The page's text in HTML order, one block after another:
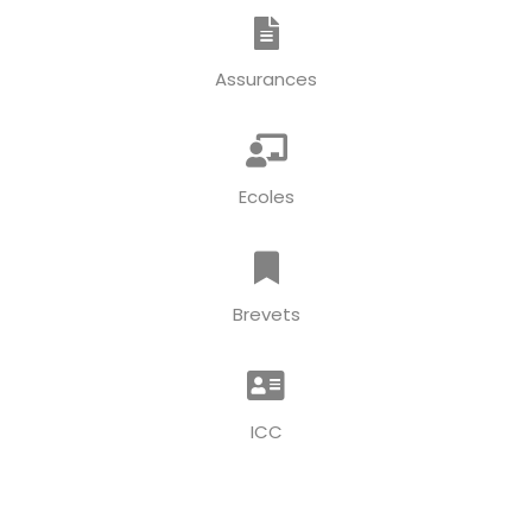
Assurances
Ecoles
Brevets
ICC